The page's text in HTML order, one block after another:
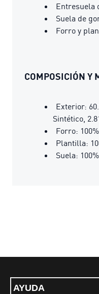
Entresuela
Suela de
Forro y
COMPOSICIÓN Y
Exterior:
Sintético,
Forro:
Plantilla:
Suela:
AYUDA